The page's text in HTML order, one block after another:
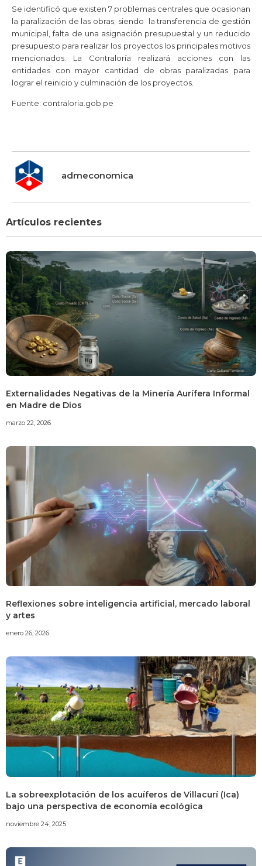
Se identificó que existen 7 problemas centrales que ocasionan
la paralización de las obras; siendo la transferencia de gestión
municipal, falta de una asignación presupuestal y un reducido
presupuesto para realizar los proyectos los principales motivos
mencionados. La Contraloría realizará acciones con las
entidades con mayor cantidad de obras paralizadas para
lograr el reinicio y culminación de los proyectos.
Fuente: contraloria.gob.pe
admeconomica
Artículos recientes
Externalidades Negativas de la Minería Aurífera Informal
en Madre de Dios
marzo 22, 2026
Reflexiones sobre inteligencia artificial, mercado laboral
y artes
enero 26, 2026
La sobreexplotación de los acuíferos de Villacurí (Ica)
bajo una perspectiva de economía ecológica
noviembre 24, 2025